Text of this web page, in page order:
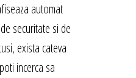
automat
securitate si de
exista cateva
incerca sa